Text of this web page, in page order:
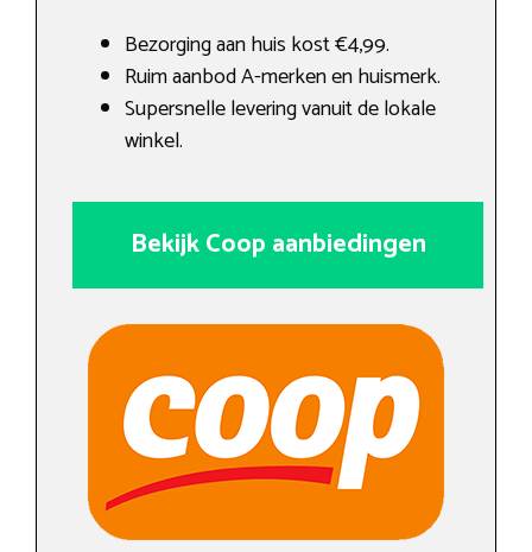
Bezorging aan huis kost €4,99.
Ruim aanbod A-merken en huismerk.
Supersnelle levering vanuit de lokale
winkel.
Bekijk Coop aanbiedingen